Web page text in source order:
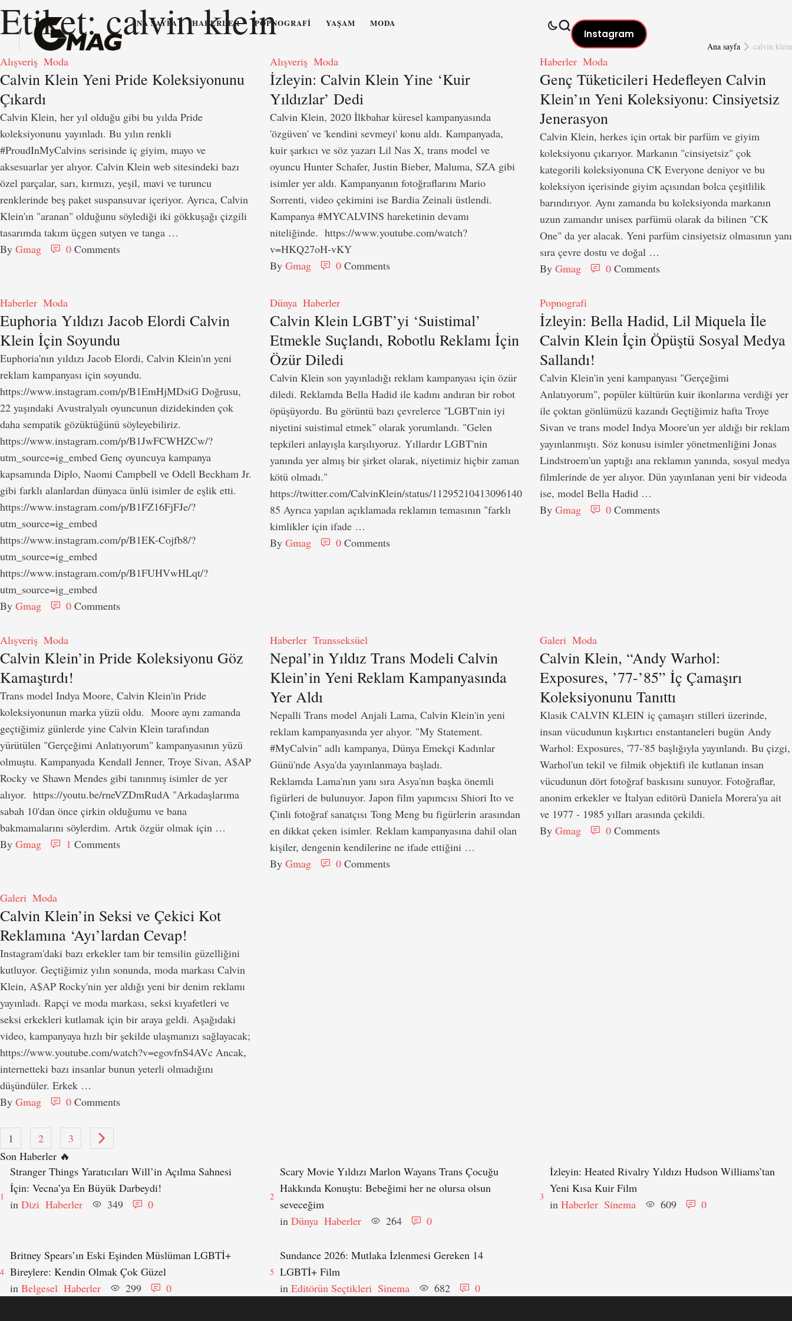
ANA SAYFA HABERLER POPNOGRAFI YAŞAM MODA
Instagram
Etiket:calvin klein
Ana sayfa calvin klein
Alışveriş Moda
Calvin Klein Yeni Pride Koleksiyonunu
Çıkardı
Calvin Klein, her yıl olduğu gibi bu yılda Pride
koleksiyonunu yayınladı. Bu yılın renkli
#ProudInMyCalvins serisinde iç giyim, mayo ve
aksesuarlar yer alıyor. Calvin Klein web sitesindeki bazı
özel parçalar, sarı, kırmızı, yeşil, mavi ve turuncu
renklerinde beş paket suspansuvar içeriyor. Ayrıca, Calvin
Klein'ın "aranan" olduğunu söylediği iki gökkuşağı çizgili
tasarımda takım üçgen sutyen ve tanga …
By Gmag 0 Comments
Alışveriş Moda
İzleyin: Calvin Klein Yine ‘Kuir
Yıldızlar’ Dedi
Calvin Klein, 2020 İlkbahar küresel kampanyasında
'özgüven' ve 'kendini sevmeyi' konu aldı. Kampanyada,
kuir şarkıcı ve söz yazarı Lil Nas X, trans model ve
oyuncu Hunter Schafer, Justin Bieber, Maluma, SZA gibi
isimler yer aldı. Kampanyanın fotoğraflarını Mario
Sorrenti, video çekimini ise Bardia Zeinali üstlendi.
Kampanya #MYCALVINS hareketinin devamı
niteliğinde. https://www.youtube.com/watch?
v=HKQ27oH-vKY
By Gmag 0 Comments
Haberler Moda
Genç Tüketicileri Hedefleyen Calvin
Klein’ın Yeni Koleksiyonu: Cinsiyetsiz
Jenerasyon
Calvin Klein, herkes için ortak bir parfüm ve giyim
koleksiyonu çıkarıyor. Markanın "cinsiyetsiz" çok
kategorili koleksiyonuna CK Everyone deniyor ve bu
koleksiyon içerisinde giyim açısından bolca çeşitlilik
barındırıyor. Aynı zamanda bu koleksiyonda markanın
uzun zamandır unisex parfümü olarak da bilinen "CK
One" da yer alacak. Yeni parfüm cinsiyetsiz olmasının yanı
sıra çevre dostu ve doğal …
By Gmag 0 Comments
Haberler Moda
Euphoria Yıldızı Jacob Elordi Calvin
Klein İçin Soyundu
Euphoria'nın yıldızı Jacob Elordi, Calvin Klein'ın yeni
reklam kampanyası için soyundu.
https://www.instagram.com/p/B1EmHjMDsiG Doğrusu,
22 yaşındaki Avustralyalı oyuncunun dizidekinden çok
daha sempatik gözüktüğünü söyleyebiliriz.
https://www.instagram.com/p/B1JwFCWHZCw/?
utm_source=ig_embed Genç oyuncuya kampanya
kapsamında Diplo, Naomi Campbell ve Odell Beckham Jr.
gibi farklı alanlardan dünyaca ünlü isimler de eşlik etti.
https://www.instagram.com/p/B1FZ16FjFJe/?
utm_source=ig_embed
https://www.instagram.com/p/B1EK-Cojfb8/?
utm_source=ig_embed
https://www.instagram.com/p/B1FUHVwHLqt/?
utm_source=ig_embed
By Gmag 0 Comments
Dünya Haberler
Calvin Klein LGBT’yi ‘Suistimal’
Etmekle Suçlandı, Robotlu Reklamı İçin
Özür Diledi
Calvin Klein son yayınladığı reklam kampanyası için özür
diledi. Reklamda Bella Hadid ile kadını andıran bir robot
öpüşüyordu. Bu görüntü bazı çevrelerce "LGBT'nin iyi
niyetini suistimal etmek" olarak yorumlandı. "Gelen
tepkileri anlayışla karşılıyoruz. Yıllardır LGBT'nin
yanında yer almış bir şirket olarak, niyetimiz hiçbir zaman
kötü olmadı."
https://twitter.com/CalvinKlein/status/11295210413096140
85 Ayrıca yapılan açıklamada reklamın temasının "farklı
kimlikler için ifade …
By Gmag 0 Comments
Popnografi
İzleyin: Bella Hadid, Lil Miquela İle
Calvin Klein İçin Öpüştü Sosyal Medya
Sallandı!
Calvin Klein'in yeni kampanyası "Gerçeğimi
Anlatıyorum", popüler kültürün kuir ikonlarına verdiği yer
ile çoktan gönlümüzü kazandı Geçtiğimiz hafta Troye
Sivan ve trans model Indya Moore'un yer aldığı bir reklam
yayınlanmıştı. Söz konusu isimler yönetmenliğini Jonas
Lindstroem'un yaptığı ana reklamın yanında, sosyal medya
filmlerinde de yer alıyor. Dün yayınlanan yeni bir videoda
ise, model Bella Hadid …
By Gmag 0 Comments
Alışveriş Moda
Calvin Klein’in Pride Koleksiyonu Göz
Kamaştırdı!
Trans model Indya Moore, Calvin Klein'in Pride
koleksiyonunun marka yüzü oldu. Moore aynı zamanda
geçtiğimiz günlerde yine Calvin Klein tarafından
yürütülen "Gerçeğimi Anlatıyorum" kampanyasının yüzü
olmuştu. Kampanyada Kendall Jenner, Troye Sivan, A$AP
Rocky ve Shawn Mendes gibi tanınmış isimler de yer
alıyor. https://youtu.be/rneVZDmRudA "Arkadaşlarıma
sabah 10'dan önce çirkin olduğumu ve bana
bakmamalarını söylerdim. Artık özgür olmak için …
By Gmag 1 Comments
Haberler Transseksüel
Nepal’in Yıldız Trans Modeli Calvin
Klein’in Yeni Reklam Kampanyasında
Yer Aldı
Nepalli Trans model Anjali Lama, Calvin Klein'in yeni
reklam kampanyasında yer alıyor. "My Statement.
#MyCalvin" adlı kampanya, Dünya Emekçi Kadınlar
Günü'nde Asya'da yayınlanmaya başladı.
Reklamda Lama'nın yanı sıra Asya'nın başka önemli
figürleri de bulunuyor. Japon film yapımcısı Shiori Ito ve
Çinli fotoğraf sanatçısı Tong Meng bu figürlerin arasından
en dikkat çeken isimler. Reklam kampanyasına dahil olan
kişiler, dengenin kendilerine ne ifade ettiğini …
By Gmag 0 Comments
Galeri Moda
Calvin Klein, “Andy Warhol:
Exposures, ’77-’85” İç Çamaşırı
Koleksiyonunu Tanıttı
Klasik CALVIN KLEIN iç çamaşırı stilleri üzerinde,
insan vücudunun kışkırtıcı enstantaneleri bugün Andy
Warhol: Exposures, '77-'85 başlığıyla yayınlandı. Bu çizgi,
Warhol'un tekil ve filmik objektifi ile kutlanan insan
vücudunun dört fotoğraf baskısını sunuyor. Fotoğraflar,
anonim erkekler ve İtalyan editörü Daniela Morera'ya ait
ve 1977 - 1985 yılları arasında çekildi.
By Gmag 0 Comments
Galeri Moda
Calvin Klein’in Seksi ve Çekici Kot
Reklamına ‘Ayı’lardan Cevap!
Instagram'daki bazı erkekler tam bir temsilin güzelliğini
kutluyor. Geçtiğimiz yılın sonunda, moda markası Calvin
Klein, A$AP Rocky'nin yer aldığı yeni bir denim reklamı
yayınladı. Rapçi ve moda markası, seksi kıyafetleri ve
seksi erkekleri kutlamak için bir araya geldi. Aşağıdaki
video, kampanyaya hızlı bir şekilde ulaşmanızı sağlayacak;
https://www.youtube.com/watch?v=egovfnS4AVc Ancak,
internetteki bazı insanlar bunun yeterli olmadığını
düşündüler. Erkek …
By Gmag 0 Comments
1 2
3
Son Haberler 🔥
1
Stranger Things Yaratıcıları Will’in Açılma Sahnesi
İçin: Vecna’ya En Büyük Darbeydi!
in Dizi Haberler 349 0
2
Scary Movie Yıldızı Marlon Wayans Trans Çocuğu
Hakkında Konuştu: Bebeğimi her ne olursa olsun
seveceğim
in Dünya Haberler 264 0
3
İzleyin: Heated Rivalry Yıldızı Hudson Williams’tan
Yeni Kısa Kuir Film
in Haberler Sinema 609 0
4
Britney Spears’ın Eski Eşinden Müslüman LGBTİ+
Bireylere: Kendin Olmak Çok Güzel
in Belgesel Haberler 299 0
5
Sundance 2026: Mutlaka İzlenmesi Gereken 14
LGBTİ+ Film
in Editörün Seçtikleri Sinema 682 0